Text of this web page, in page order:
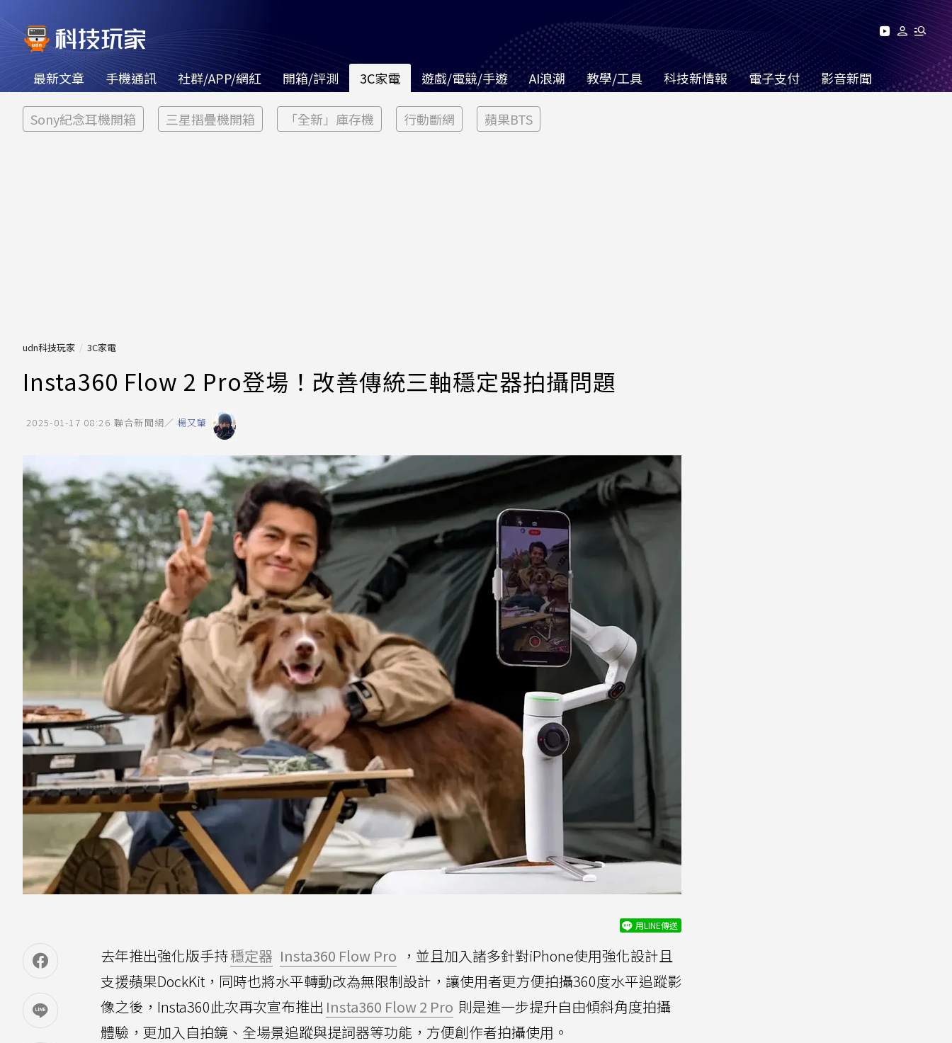
最新文章 手機通訊 社群/APP/網紅 開箱/評測 3C家電 遊戲/電競/手遊 AI浪潮 教學/工具 科技新情報 電子支付 影音新聞
Sony紀念耳機開箱 三星摺疊機開箱 「全新」庫存機 行動斷網 蘋果BTS
udn科技玩家 3C家電
Insta360 Flow 2 Pro登場！改善傳統三軸穩定器拍攝問題
2025-01-17 08:26 聯合新聞網／ 楊又肇
用LINE傳送
去年推出強化版手持穩定器 Insta360 Flow Pro ，並且加入諸多針對iPhone使用強化設計且
支援蘋果DockKit，同時也將水平轉動改為無限制設計，讓使用者更方便拍攝360度水平追蹤影
像之後，Insta360此次再次宣布推出 Insta360 Flow 2 Pro 則是進一步提升自由傾斜角度拍攝
體驗，更加入自拍鏡、全場景追蹤與提詞器等功能，方便創作者拍攝使用。